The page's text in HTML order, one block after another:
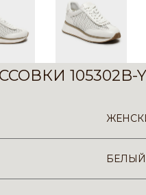
105302B-
БЕЛЫЙ